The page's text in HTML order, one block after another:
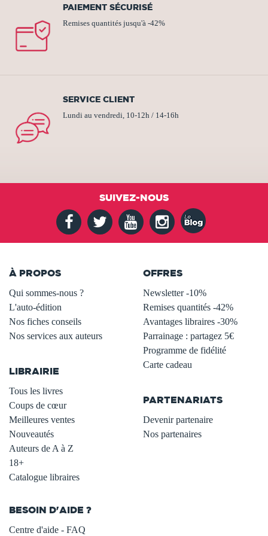
PAIEMENT SÉCURISÉ
Remises quantités jusqu'à -42%
SERVICE CLIENT
Lundi au vendredi, 10-12h / 14-16h
SUIVEZ-NOUS
À PROPOS
Qui sommes-nous ?
L'auto-édition
Nos fiches conseils
Nos services aux auteurs
LIBRAIRIE
Tous les livres
Coups de cœur
Meilleures ventes
Nouveautés
Auteurs de A à Z
18+
Catalogue libraires
OFFRES
Newsletter -10%
Remises quantités -42%
Avantages libraires -30%
Parrainage : partagez 5€
Programme de fidélité
Carte cadeau
PARTENARIATS
Devenir partenaire
Nos partenaires
BESOIN D'AIDE ?
Centre d'aide - FAQ